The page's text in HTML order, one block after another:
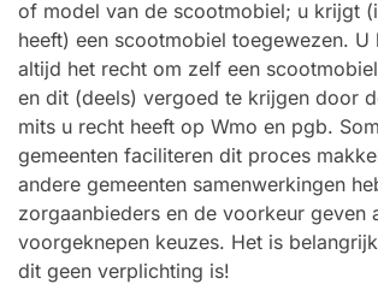
of model van de scootmobiel; u krijgt
heeft) een scootmobiel toegewezen. U
altijd het recht om zelf een
en dit (deels) vergoed te krijgen door
mits u recht heeft op Wmo en pgb.
gemeenten faciliteren dit proces
andere gemeenten samenwerkingen
zorgaanbieders en de voorkeur geven
voorgeknepen keuzes. Het is
dit geen verplichting is!